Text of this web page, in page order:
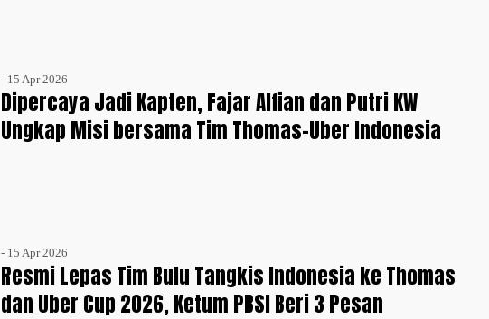
- 15 Apr 2026
Dipercaya Jadi Kapten, Fajar Alfian dan Putri KW
Ungkap Misi bersama Tim Thomas-Uber Indonesia
- 15 Apr 2026
Resmi Lepas Tim Bulu Tangkis Indonesia ke Thomas
dan Uber Cup 2026, Ketum PBSI Beri 3 Pesan